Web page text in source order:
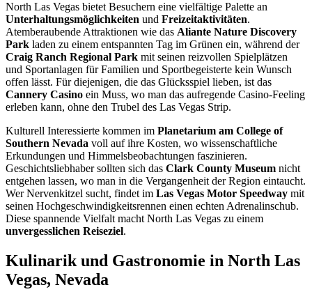
North Las Vegas bietet Besuchern eine vielfältige Palette an
Unterhaltungsmöglichkeiten und Freizeitaktivitäten.
Atemberaubende Attraktionen wie das Aliante Nature Discovery
Park laden zu einem entspannten Tag im Grünen ein, während der
Craig Ranch Regional Park mit seinen reizvollen Spielplätzen
und Sportanlagen für Familien und Sportbegeisterte kein Wunsch
offen lässt. Für diejenigen, die das Glücksspiel lieben, ist das
Cannery Casino ein Muss, wo man das aufregende Casino-Feeling
erleben kann, ohne den Trubel des Las Vegas Strip.
Kulturell Interessierte kommen im Planetarium am College of
Southern Nevada voll auf ihre Kosten, wo wissenschaftliche
Erkundungen und Himmelsbeobachtungen faszinieren.
Geschichtsliebhaber sollten sich das Clark County Museum nicht
entgehen lassen, wo man in die Vergangenheit der Region eintaucht.
Wer Nervenkitzel sucht, findet im Las Vegas Motor Speedway mit
seinen Hochgeschwindigkeitsrennen einen echten Adrenalinschub.
Diese spannende Vielfalt macht North Las Vegas zu einem
unvergesslichen Reiseziel.
Kulinarik und Gastronomie in North Las
Vegas, Nevada